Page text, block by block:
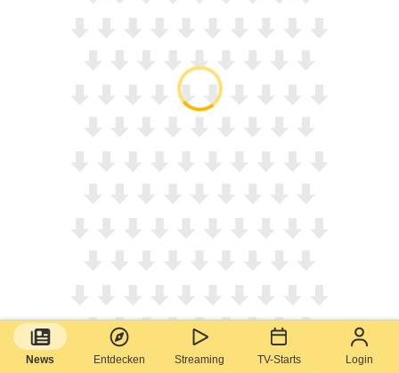
News Entdecken Streaming TV-Starts Login